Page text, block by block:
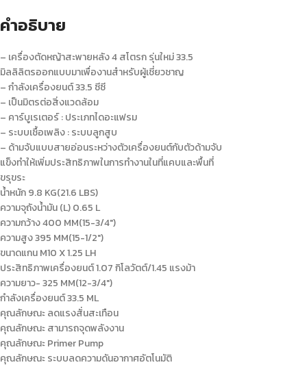
คำอธิบาย
– เครื่องตัดหญ้าสะพายหลัง 4 สโตรก รุ่นใหม่ 33.5
มิลลิลิตรออกแบบมาเพื่องานสำหรับผู้เชี่ยวชาญ
– กำลังเครื่องยนต์ 33.5 ซีซี
– เป็นมิตรต่อสิ่งแวดล้อม
– คาร์บูเรเตอร์ : ประเภทไดอะแฟรม
– ระบบเชื้อเพลิง : ระบบลูกสูบ
– ด้ามจับแบบสายอ่อนระหว่างตัวเครื่องยนต์กับตัวด้ามจับ
แข็งทำให้เพิ่มประสิทธิภาพในการทำงานในที่แคบและพื้นที่
ขรุขระ
น้ำหนัก 9.8 KG(21.6 LBS)
ความจุถังน้ำมัน (L) 0.65 L
ความกว้าง 400 MM(15-3/4″)
ความสูง 395 MM(15-1/2″)
ขนาดแกน M10 X 1.25 LH
ประสิทธิภาพเครื่องยนต์ 1.07 กิโลวัตต์/1.45 แรงม้า
ความยาว- 325 MM(12-3/4″)
กำลังเครื่องยนต์ 33.5 ML
คุณลักษณะ ลดแรงสั่นสะเทือน
คุณลักษณะ สามารถจุดพลังงาน
คุณลักษณะ Primer Pump
คุณลักษณะ ระบบลดความดันอากาศอัตโนมัติ